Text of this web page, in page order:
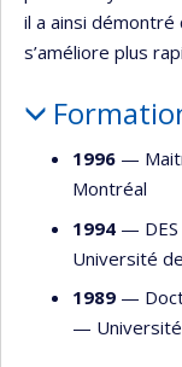
il a ainsi
s’améliore plus
1996 —
Montréal
1994 —
Université
1989 —
—